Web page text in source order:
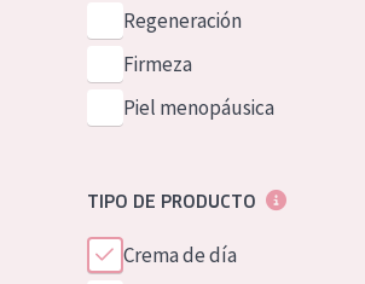
German
Spanish
Greek
Regeneración
Firmeza
Piel menopáusica
TIPO DE PRODUCTO
Crema de día